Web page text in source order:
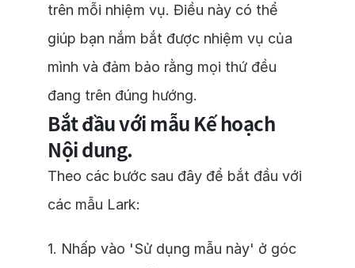
trên mỗi nhiệm vụ. Điều này có thể
giúp bạn nắm bắt được nhiệm vụ của
mình và đảm bảo rằng mọi thứ đều
đang trên đúng hướng.
Bắt đầu với mẫu Kế hoạch
Nội dung.
Theo các bước sau đây để bắt đầu với
các mẫu Lark:
1. Nhấp vào 'Sử dụng mẫu này' ở góc